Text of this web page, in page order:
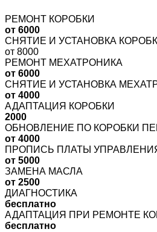
РЕМОНТ КОРОБКИ
от 6000
СНЯТИЕ И УСТАНОВКА
от 8000
РЕМОНТ МЕХАТРОНИКА
от 6000
СНЯТИЕ И УСТАНОВКА
от 4000
АДАПТАЦИЯ КОРОБКИ
2000
ОБНОВЛЕНИЕ ПО КОРОБКИ
от 4000
ПРОПИСЬ ПЛАТЫ
от 5000
ЗАМЕНА МАСЛА
от 2500
ДИАГНОСТИКА
бесплатно
АДАПТАЦИЯ ПРИ РЕМОНТЕ
бесплатно